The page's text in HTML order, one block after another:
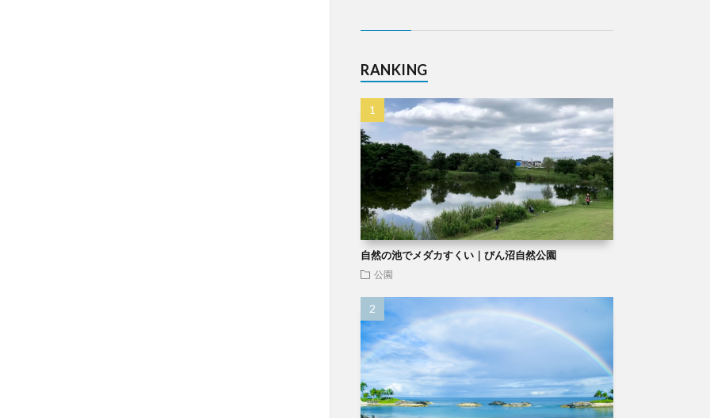
RANKING
自然の池でメダカすくい｜びん沼自然公園
公園